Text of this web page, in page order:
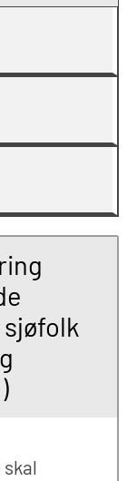
skal